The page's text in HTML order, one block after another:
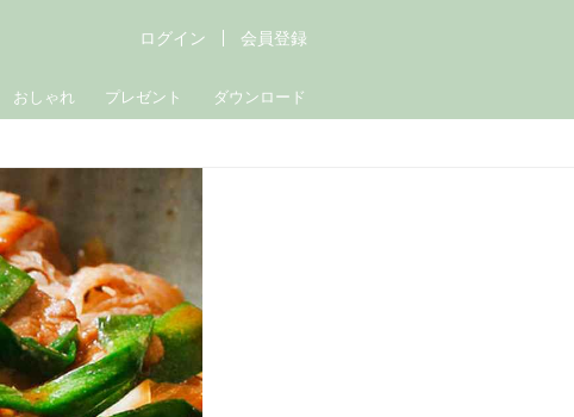
おしゃれ プレゼント ダウンロード
ログイン 会員登録